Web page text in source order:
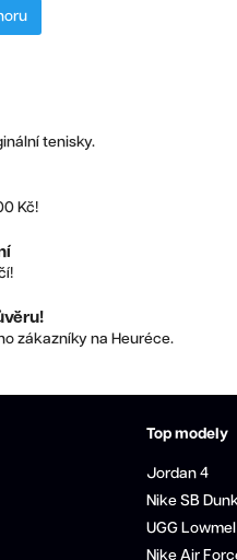
tenisky.
Kč!
zákazníky na Heuréce.
Top modely
Jordan 4
Nike SB
UGG Lowmel
Nike Air